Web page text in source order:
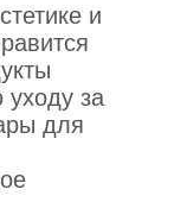
и
уходу за
для